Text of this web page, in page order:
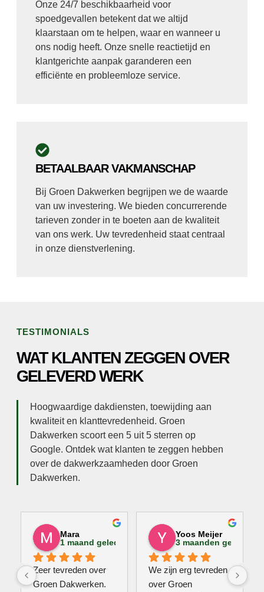
Onze 24/7 beschikbaarheid voor
spoedgevallen betekent dat we altijd
klaarstaan om te helpen, waar en wanneer u
ons nodig heeft. Onze snelle reactietijd en
klantgerichte aanpak garanderen een
efficiënte en probleemloze service.
BETAALBAAR VAKMANSCHAP
Bij Groen Dakwerken begrijpen we de waarde
van uw investering. We bieden concurrerende
tarieven zonder in te boeten aan de kwaliteit
van ons werk. Uw tevredenheid staat centraal
in onze dienstverlening.
TESTIMONIALS
WAT KLANTEN ZEGGEN OVER
GELEVERD WERK
Hoogwaardige dakdiensten, toewijding aan
kwaliteit en klanttevredenheid. Groen
Dakwerken scoort een 5 uit 5 sterren op
Google. Ontdek wat klanten te zeggen hebben
over de dakwerkzaamheden door Groen
Dakwerken.
Mara
1 maand geleden
Zeer tevreden over
Groen Dakwerken.
Yoos Meijer
3 maanden geleden
We zijn erg tevreden
over Groen